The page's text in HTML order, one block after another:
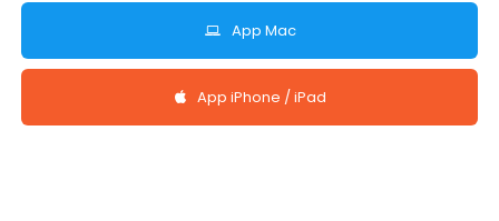
App Mac
App iPhone / iPad